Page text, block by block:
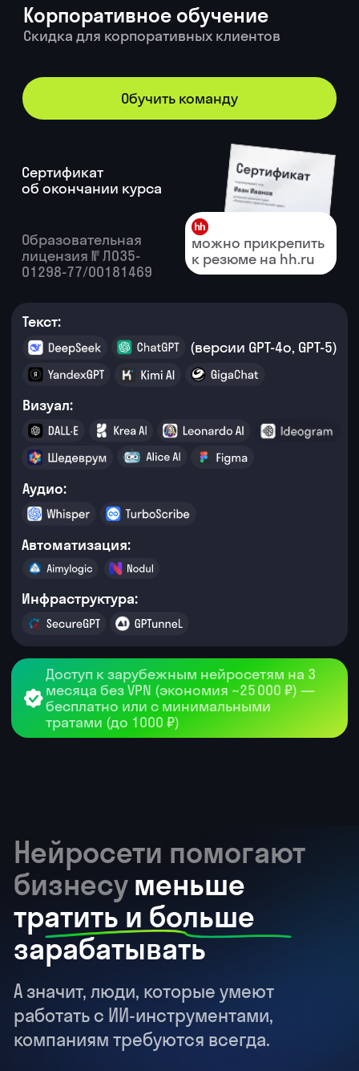
Визуал:
Аудио:
Инфраструктура:
Доступ к зарубежным нейросетям на 3
месяца без VPN (экономия ~25 000 ₽) —
бесплатно или с минимальными
тратами (до 1000 ₽)
А значит, люди, которые умеют
компаниям требуются всегда.
Нейросети помогают
бизнесуменьше
тратить и больше
зарабатывать
100 700 ₽
в среднем зарабатывают
на 24% больше, чем год назад
52%
российских компаний учитывают
уровень владения ИИ при найме
сотрудников
2500+
вакансий в России по разным
профессиям требуют навыков
Проблемы, с которыми
сталкиваются